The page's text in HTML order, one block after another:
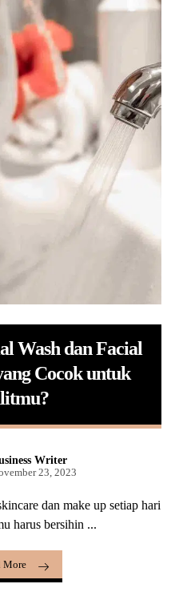
Wash dan Facial
Cocok untuk
Writer
23, 2023
dan make up setiap hari
harus bersihin ...
More